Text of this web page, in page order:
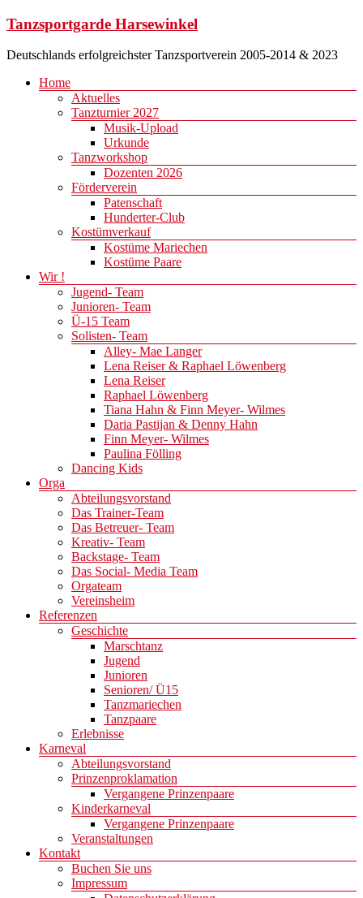
Zum
springen
Tanzsportgarde Harsewinkel
Deutschlands erfolgreichster Tanzsportverein 2005-2014 & 2023
Menü
Home
Aktuelles
Tanzturnier 2027
Musik-Upload
Urkunde
Tanzworkshop
Dozenten 2026
Förderverein
Patenschaft
Hunderter-Club
Kostümverkauf
Kostüme Mariechen
Kostüme Paare
Wir !
Jugend- Team
Junioren- Team
Ü-15 Team
Solisten- Team
Alley- Mae Langer
Lena Reiser & Raphael Löwenberg
Lena Reiser
Raphael Löwenberg
Tiana Hahn & Finn Meyer- Wilmes
Daria Pastijan & Denny Hahn
Finn Meyer- Wilmes
Paulina Fölling
Dancing Kids
Orga
Abteilungsvorstand
Das Trainer-Team
Das Betreuer- Team
Kreativ- Team
Backstage- Team
Das Social- Media Team
Orgateam
Vereinsheim
Referenzen
Geschichte
Marschtanz
Jugend
Junioren
Senioren/ Ü15
Tanzmariechen
Tanzpaare
Erlebnisse
Karneval
Abteilungsvorstand
Prinzenproklamation
Vergangene Prinzenpaare
Kinderkarneval
Vergangene Prinzenpaare
Veranstaltungen
Kontakt
Buchen Sie uns
Impressum